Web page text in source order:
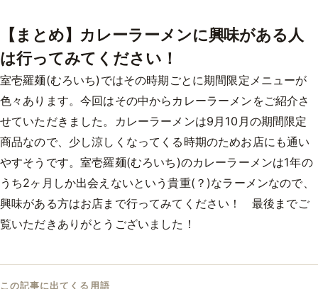
【まとめ】カレーラーメンに興味がある人
は行ってみてください！
室壱羅麺(むろいち)ではその時期ごとに期間限定メニューが
色々あります。今回はその中からカレーラーメンをご紹介さ
せていただきました。カレーラーメンは9月10月の期間限定
商品なので、少し涼しくなってくる時期のためお店にも通い
やすそうです。室壱羅麺(むろいち)のカレーラーメンは1年の
うち2ヶ月しか出会えないという貴重(？)なラーメンなので、
興味がある方はお店まで行ってみてください！ 最後までご
覧いただきありがとうございました！
この記事に出てくる用語